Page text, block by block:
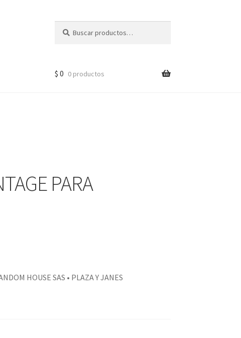
$ 0 0 productos
PARA
HOUSE SAS • PLAZA Y JANES